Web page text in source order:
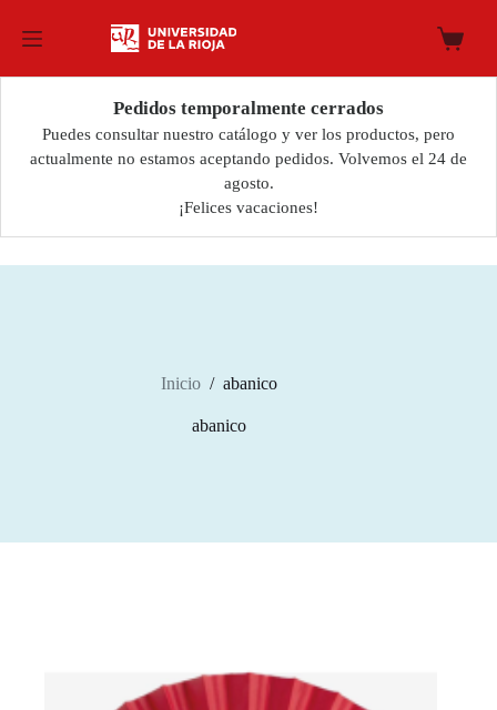
contenido
Carro
Pedidos temporalmente cerrados
Puedes consultar nuestro catálogo y ver los productos, pero
actualmente no estamos aceptando pedidos. Volvemos el 24 de
agosto.
¡Felices vacaciones!
Inicio / abanico
abanico